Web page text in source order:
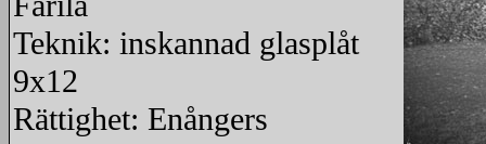
Teknik: inskannad glasplåt
9x12
Rättighet: Enångers